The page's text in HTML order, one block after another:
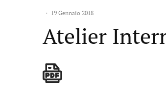
· 19 Gennaio 2018
Atelier